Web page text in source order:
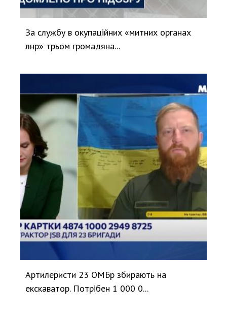
За службу в окупаційних «митних органах
лнр» трьом громадяна...
Артилеристи 23 ОМБр збирають на
екскаватор. Потрібен 1 000 0...